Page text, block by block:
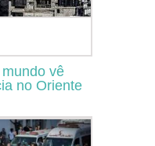
vê
no Oriente